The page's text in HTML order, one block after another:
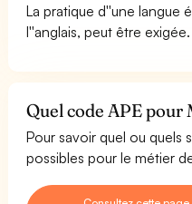
La pratique d''une langue
l''anglais, peut être exigée.
Quel code APE pour
Pour savoir quel ou quels
possibles pour le métier